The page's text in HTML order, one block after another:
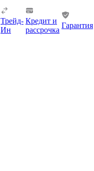
Трейд-
Ин
Кредит и
рассрочка
Гарантия